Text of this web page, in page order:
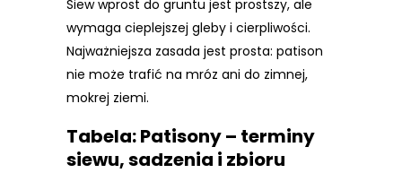
Siew wprost do gruntu jest prostszy, ale
wymaga cieplejszej gleby i cierpliwości.
Najważniejsza zasada jest prosta: patison
nie może trafić na mróz ani do zimnej,
mokrej ziemi.
Tabela: Patisony – terminy
siewu, sadzenia i zbioru